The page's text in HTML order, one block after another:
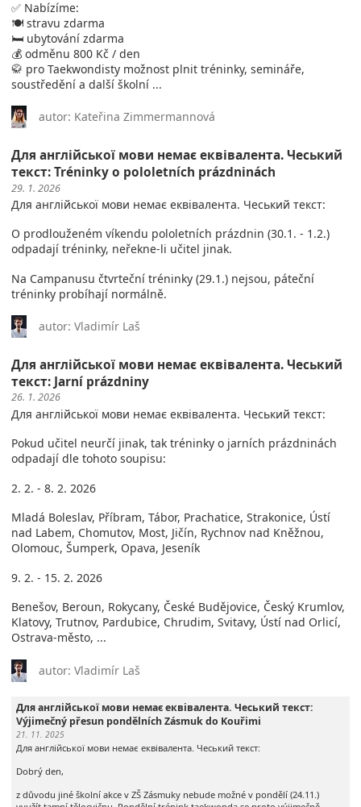
✅ Nabízíme:
🍽️ stravu zdarma
🛏️ ubytování zdarma
💰 odměnu 800 Kč / den
🥋 pro Taekwondisty možnost plnit tréninky, semináře,
soustředění a další školní ...
autor: Kateřina Zimmermannová
Для англійської мови немає еквівалента. Чеський
текст: Tréninky o pololetních prázdninách
29. 1. 2026
Для англійської мови немає еквівалента. Чеський текст:
O prodlouženém víkendu pololetních prázdnin (30.1. - 1.2.)
odpadají tréninky, neřekne-li učitel jinak.
Na Campanusu čtvrteční tréninky (29.1.) nejsou, páteční
tréninky probíhají normálně.
autor: Vladimír Laš
Для англійської мови немає еквівалента. Чеський
текст: Jarní prázdniny
26. 1. 2026
Для англійської мови немає еквівалента. Чеський текст:
Pokud učitel neurčí jinak, tak tréninky o jarních prázdninách
odpadají dle tohoto soupisu:
2. 2. - 8. 2. 2026
Mladá Boleslav, Příbram, Tábor, Prachatice, Strakonice, Ústí
nad Labem, Chomutov, Most, Jičín, Rychnov nad Kněžnou,
Olomouc, Šumperk, Opava, Jeseník
9. 2. - 15. 2. 2026
Benešov, Beroun, Rokycany, České Budějovice, Český Krumlov,
Klatovy, Trutnov, Pardubice, Chrudim, Svitavy, Ústí nad Orlicí,
Ostrava-město, ...
autor: Vladimír Laš
Для англійської мови немає еквівалента. Чеський текст:
Výjimečný přesun pondělních Zásmuk do Kouřimi
21. 11. 2025
Для англійської мови немає еквівалента. Чеський текст:
Dobrý den,
z důvodu jiné školní akce v ZŠ Zásmuky nebude možné v pondělí (24.11.)